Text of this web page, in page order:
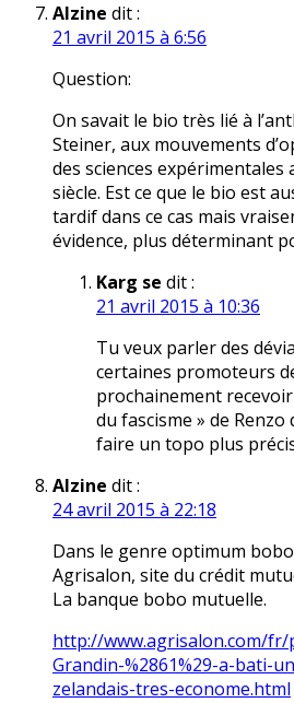
Alzine dit :
21 avril 2015 à 6:56
Question:
On savait le bio très lié à
Steiner, aux mouvements
des sciences expérimentales
siècle. Est ce que le bio est
tardif dans ce cas mais
évidence, plus déterminant
Karg se dit :
21 avril 2015 à 10:36
Tu veux parler des
certaines promoteurs de
prochainement
du fascisme » de
faire un topo plus
Alzine dit :
24 avril 2015 à 22:18
Dans le genre optimum
Agrisalon, site du crédit
La banque bobo mutuelle.
http://www.agrisalon.com/
Grandin-%2861%29-a-bati-
zelandais-tres-econome.html